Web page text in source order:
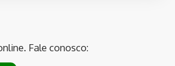
Fale conosco: